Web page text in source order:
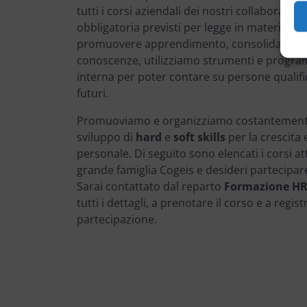
tutti i corsi aziendali dei nostri collaboratori.
obbligatoria previsti per legge in materia di
promuovere apprendimento,
conoscenze, utilizziamo strumenti e
interna per poter contare su persone
futuri.
Promuoviamo e organizziamo
sviluppo di hard e soft skills per la crescita
personale. Di seguito sono elencati i corsi
grande famiglia Cogeis e desideri
Sarai contattato dal reparto Formazione HR
tutti i dettagli, a prenotare il corso e a
partecipazione.